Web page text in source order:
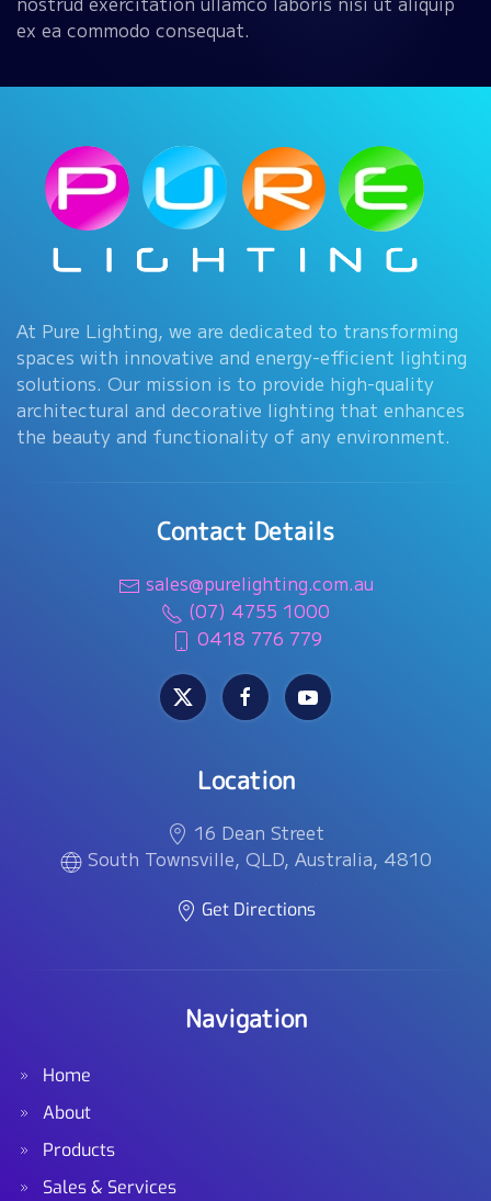
ex ea commodo consequat.
At Pure Lighting, we are dedicated to transforming
spaces with innovative and energy-efficient lighting
solutions. Our mission is to provide high-quality
architectural and decorative lighting that enhances
the beauty and functionality of any environment.
Contact Details
sales@purelighting.com.au
(07) 4755 1000
0418 776 779
Location
16 Dean Street
South Townsville, QLD, Australia, 4810
Get Directions
Navigation
Home
About
Products
Sales & Services